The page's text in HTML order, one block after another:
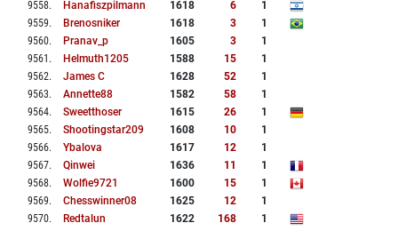
9558. Hanafiszpilmann 1618 6
1
9559. Brenosniker 1618 3
1
9560. Pranav_p 1605 3
1
9561 . Helmuth1205 1588 15
1
9562. James C 1628 52
1
9563. Annette88 1582 58
1
9564. Sweetthoser 1615 26
1
9565. Shootingstar209 1608 10
1
9566. Ybalova 1617 12
1
9567. Qinwei 1636 11
1
9568. Wolfie9721 1600 15
1
9569. Chesswinner08 1625 12
1
9570. Redtalun 1622 168
1